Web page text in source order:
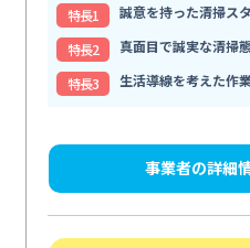
特⻑1
誠意を持った清掃ス
特⻑2
真面目で誠実な清掃
特⻑3
生活導線を考えた作
事業者の詳細